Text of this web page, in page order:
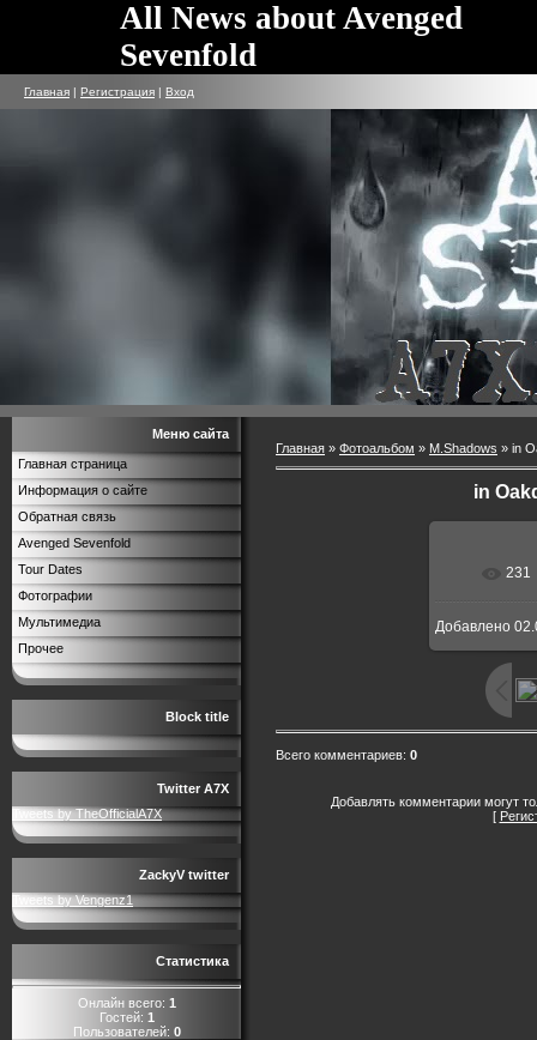
All News about Avenged
Sevenfold
Главная | Регистрация | Вход
Меню сайта
Главная страница
Информация о сайте
Обратная связь
Avenged Sevenfold
Tour Dates
Фотографии
Мультимедиа
Прочее
Block title
Twitter A7X
Tweets by TheOfficialA7X
ZackyV twitter
Tweets by Vengenz1
Статистика
Онлайн всего: 1
Гостей: 1
Пользователей: 0
Главная » Фотоальбом » M.Shadows » in
in
231
Добавлено
Всего комментариев: 0
Добавлять комментарии могут
[